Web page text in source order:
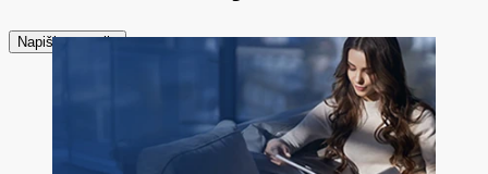
Napiši recenziju